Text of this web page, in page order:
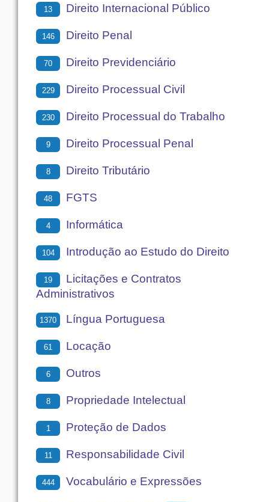
13 Direito Internacional Público
146 Direito Penal
70 Direito Previdenciário
229 Direito Processual Civil
230 Direito Processual do Trabalho
9 Direito Processual Penal
8 Direito Tributário
48 FGTS
4 Informática
104 Introdução ao Estudo do Direito
19
Licitações e Contratos
Administrativos
1370 Língua Portuguesa
61 Locação
6 Outros
8 Propriedade Intelectual
1 Proteção de Dados
11 Responsabilidade Civil
444 Vocabulário e Expressões